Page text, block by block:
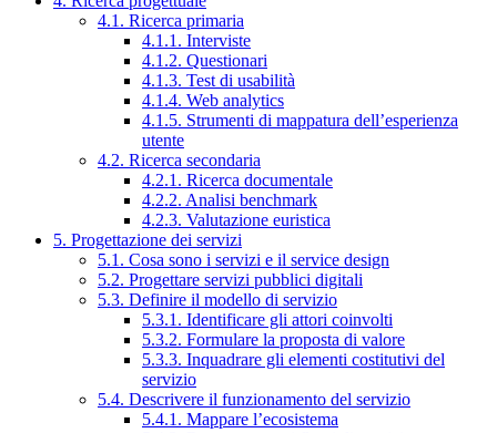
4.1. Ricerca primaria
4.1.1. Interviste
4.1.2. Questionari
4.1.3. Test di usabilità
4.1.4. Web analytics
4.1.5. Strumenti di mappatura dell’esperienza
utente
4.2. Ricerca secondaria
4.2.1. Ricerca documentale
4.2.2. Analisi benchmark
4.2.3. Valutazione euristica
5. Progettazione dei servizi
5.1. Cosa sono i servizi e il service design
5.2. Progettare servizi pubblici digitali
5.3. Definire il modello di servizio
5.3.1. Identificare gli attori coinvolti
5.3.2. Formulare la proposta di valore
5.3.3. Inquadrare gli elementi costitutivi del
servizio
5.4. Descrivere il funzionamento del servizio
5.4.1. Mappare l’ecosistema